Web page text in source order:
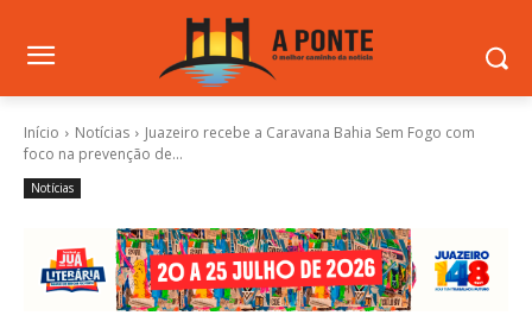
Início Notícias
Juazeiro recebe a Caravana Bahia Sem Fogo com
foco na prevenção de...
Notícias